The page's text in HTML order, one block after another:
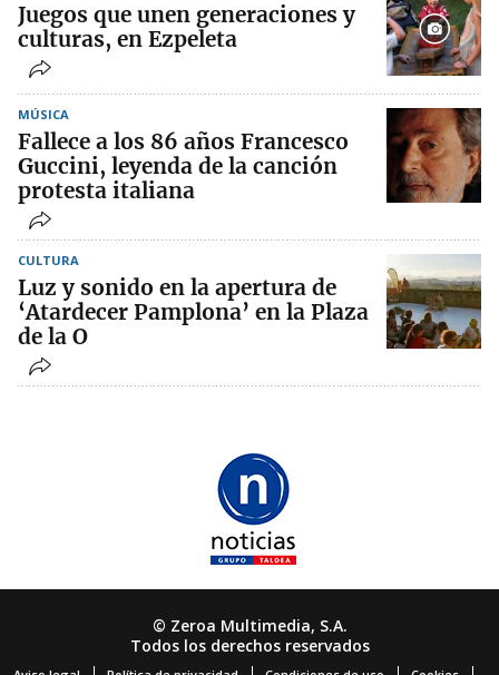
Juegos que unen generaciones y
culturas, en Ezpeleta
MÚSICA
Fallece a los 86 años Francesco
Guccini, leyenda de la canción
protesta italiana
CULTURA
Luz y sonido en la apertura de
‘Atardecer Pamplona’ en la Plaza
de la O
© Zeroa Multimedia, S.A.
Todos los derechos reservados